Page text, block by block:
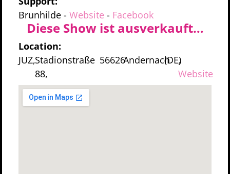
Brunhilde - Website - Facebook
Diese Show ist ausverkauft…
Location:
JUZ,Stadionstraße
88,
56626Andernach(DE)
,
Website